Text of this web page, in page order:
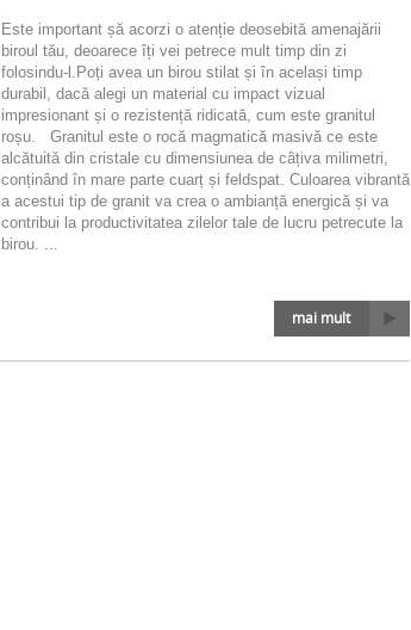
Este important șă acorzi o atenție deosebită amenajării
biroul tău, deoarece îți vei petrece mult timp din zi
folosindu-l.Poți avea un birou stilat și în același timp
durabil, dacă alegi un material cu impact vizual
impresionant și o rezistență ridicată, cum este granitul
roșu. Granitul este o rocă magmatică masivă ce este
alcătuită din cristale cu dimensiunea de câțiva milimetri,
conținând în mare parte cuarț și feldspat. Culoarea vibrantă
a acestui tip de granit va crea o ambianță energică și va
contribui la productivitatea zilelor tale de lucru petrecute la
birou. ...
mai mult